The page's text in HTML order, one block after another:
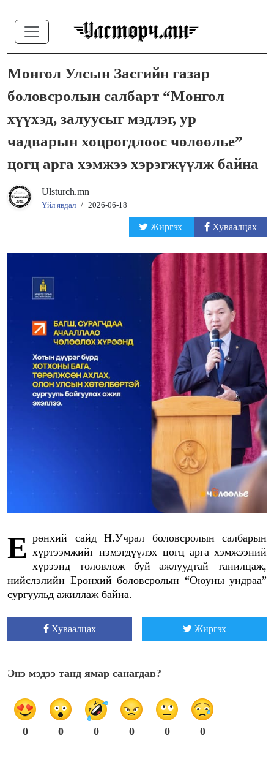
Монгол Улсын Засгийн газар
боловсролын салбарт “Монгол
хүүхэд, залуусыг мэдлэг, ур
чадварын хоцрогдлоос чөлөөлье”
цогц арга хэмжээ хэрэгжүүлж байна
Ulsturch.mn
Үйл явдал / 2026-06-18
Жиргэх Хуваалцах
Ерөнхий сайд Н.Учрал боловсролын салбарын хүртээмжийг нэмэгдүүлэх цогц арга хэмжээний
хүрээнд төлөвлөж буй ажлуудтай танилцаж,
нийслэлийн Ерөнхий боловсролын “Оюуны ундраа”
сургуульд ажиллаж байна.
Хуваалцах Жиргэх
Энэ мэдээ танд ямар санагдав?
0 0 0 0 0 0